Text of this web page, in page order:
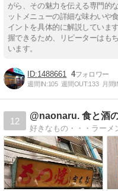
がら、その魅力を伝える専門的
ットメニューの詳細な味わいや
イントを具体的に解説していま
握できるため、リピーターはも
います。
1488661 4
週間IN:105 週間OUT:133 月間
12
@naonaru. 食と酒